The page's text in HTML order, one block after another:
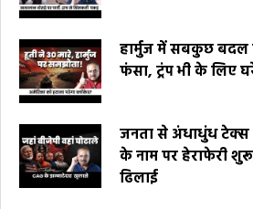
हार्मुज में सबकुछ
फंसा, ट्रंप भी के लिए
जनता से अंधाधुंध टेक्स
के नाम पर हेराफेरी
ढिलाई